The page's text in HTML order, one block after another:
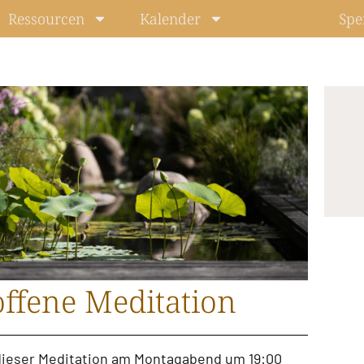
Ressourcen Kalender
Meditation
Meditation am Montagabend um 19:00